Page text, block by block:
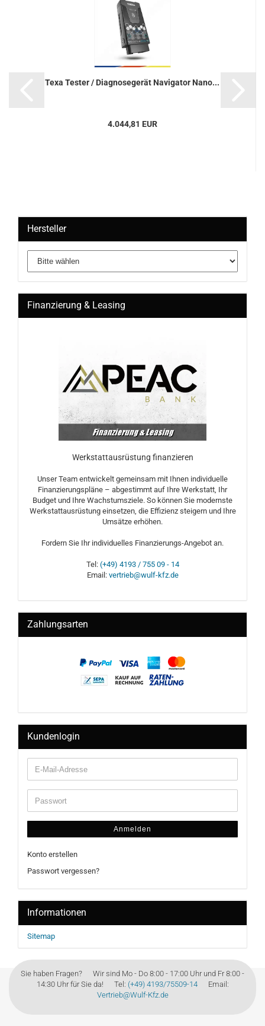
Texa Tes­ter / Dia­gno­se­ge­rät Na­vi­ga­tor Nano...
4.044,81 EUR
Hersteller
Finanzierung & Leasing
Werkstattausrüstung finanzieren
Unser Team entwickelt gemeinsam mit Ihnen individuelle
Finanzierungspläne – abgestimmt auf Ihre Werkstatt, Ihr
Budget und Ihre Wachstumsziele. So können Sie modernste
Werkstattausrüstung einsetzen, die Effizienz steigern und Ihre
Umsätze erhöhen.
Fordern Sie Ihr individuelles Finanzierungs-Angebot an.
Tel: (+49) 4193 / 755 09 - 14
Email: vertrieb@wulf-kfz.de
Zahlungsarten
Kundenlogin
Anmelden
Konto erstellen
Passwort vergessen?
Informationen
Sitemap
Sie haben Fragen? Wir sind Mo - Do 8:00 - 17:00 Uhr und Fr 8:00 -
14:30 Uhr für Sie da! Tel: (+49) 4193/75509-14Email:
Vertrieb@Wulf-Kfz.de